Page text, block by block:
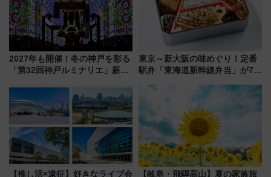
2027年も開催！冬の神戸を彩る
「第32回神戸ルミナリエ」新た
東京～新大阪の味めぐり！定番
駅弁「東海道新幹線弁当」が7月
【推し活×遠征】好きなライブ会 【岐阜・飛騨高山】夏の家族旅